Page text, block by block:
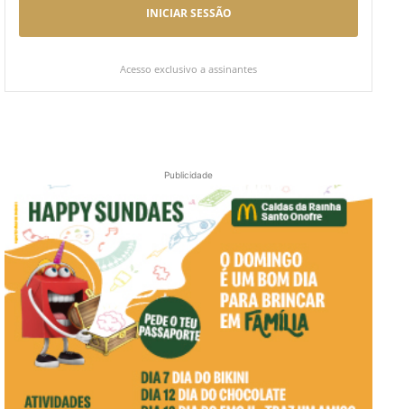
INICIAR SESSÃO
Acesso exclusivo a assinantes
Publicidade